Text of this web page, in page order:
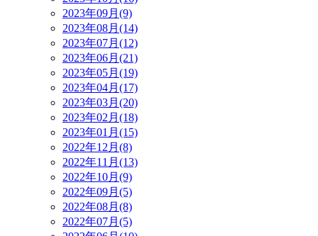
2023年09月(9)
2023年08月(14)
2023年07月(12)
2023年06月(21)
2023年05月(19)
2023年04月(17)
2023年03月(20)
2023年02月(18)
2023年01月(15)
2022年12月(8)
2022年11月(13)
2022年10月(9)
2022年09月(5)
2022年08月(8)
2022年07月(5)